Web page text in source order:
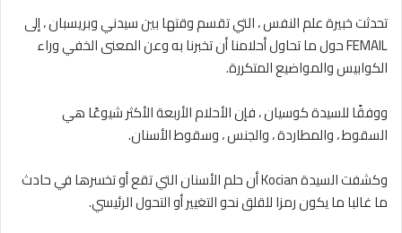
تحدثت خبيرة علم النفس ، التي تقسم وقتها بين سيدني وبريسبان ، إلى
FEMAIL حول ما تحاول أحلامنا أن تخبرنا به وعن المعنى الخفي وراء
الكوابيس والمواضيع المتكررة.
ووفقًا للسيدة كوسيان ، فإن الأحلام الأربعة الأكثر شيوعًا هي
السقوط ، والمطاردة ، والجنس ، وسقوط الأسنان.
وكشفت السيدة Kocian أن حلم الأسنان التي تقع أو تخسرها في حادث
ما غالبا ما يكون رمزا للقلق نحو التغيير أو التحول الرئيسي.